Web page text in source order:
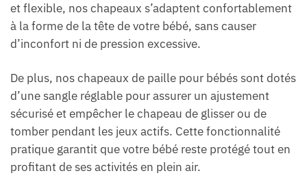
et flexible, nos chapeaux s’adaptent confortablement
à la forme de la tête de votre bébé, sans causer
d’inconfort ni de pression excessive.
De plus, nos chapeaux de paille pour bébés sont dotés
d’une sangle réglable pour assurer un ajustement
sécurisé et empêcher le chapeau de glisser ou de
tomber pendant les jeux actifs. Cette fonctionnalité
pratique garantit que votre bébé reste protégé tout en
profitant de ses activités en plein air.